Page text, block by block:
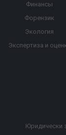
Финансы
Форензик
Экология
Экспертиза и
Юридически